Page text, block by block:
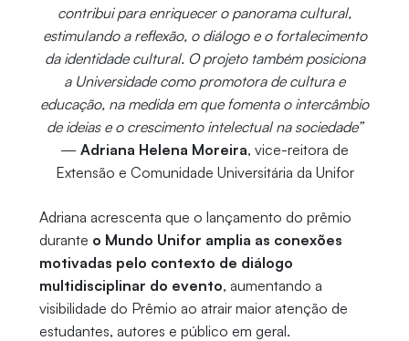
contribui para enriquecer o panorama cultural,
estimulando a reflexão, o diálogo e o fortalecimento
da identidade cultural. O projeto também posiciona
a Universidade como promotora de cultura e
educação, na medida em que fomenta o intercâmbio
de ideias e o crescimento intelectual na sociedade”
— Adriana Helena Moreira, vice-reitora de
Extensão e Comunidade Universitária da Unifor
Adriana acrescenta que o lançamento do prêmio
durante o Mundo Unifor amplia as conexões
motivadas pelo contexto de diálogo
multidisciplinar do evento, aumentando a
visibilidade do Prêmio ao atrair maior atenção de
estudantes, autores e público em geral.